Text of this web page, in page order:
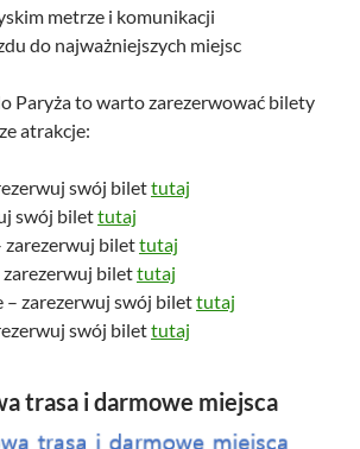
metrze i komunikacji
do najważniejszych miejsc
Paryża to warto zarezerwować bilety
atrakcje:
swój bilettutaj
swój bilettutaj
zarezerwuj bilettutaj
bilettutaj
– zarezerwuj swój bilettutaj
swój bilettutaj
trasa i darmowe miejsca